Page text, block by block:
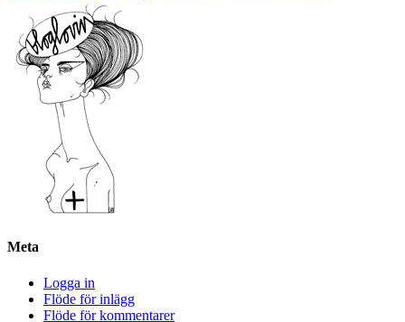
Meta
Logga in
Flöde för inlägg
Flöde för kommentarer